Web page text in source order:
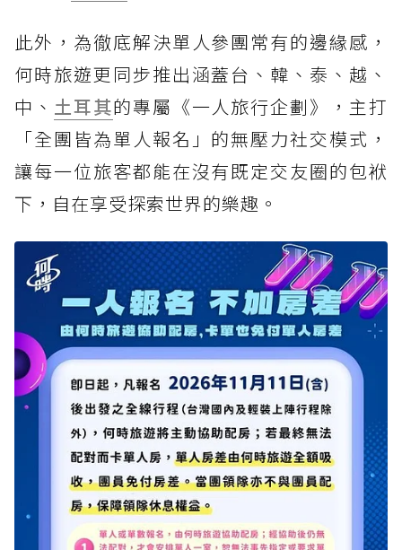
此外，為徹底解決單人參團常有的邊緣感，
何時旅遊更同步推出涵蓋台、韓、泰、越、
中、 土耳其的專屬《一人旅行企劃》，主打
「全團皆為單人報名」的無壓力社交模式，
讓每一位旅客都能在沒有既定交友圈的包袱
下，自在享受探索世界的樂趣。